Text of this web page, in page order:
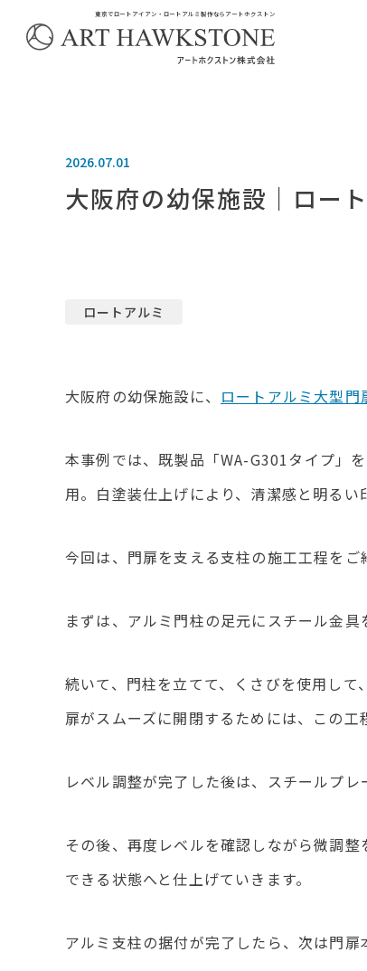
東京でロートアイアン・ロートアルミ製作ならアートホクストン
2026.07.01
大阪府の幼保施設｜ロー
ロートアルミ
大阪府の幼保施設に、 ロートアルミ大型門
本事例では、既製品「WA-G301タイプ」
用。白塗装仕上げにより、清潔感と明るい
今回は、門扉を支える支柱の施工工程をご
まずは、アルミ門柱の足元にスチール金
続いて、門柱を立てて、くさびを使用し
扉がスムーズに開閉するためには、この工
レベル調整が完了した後は、スチールプ
その後、再度レベルを確認しながら微調
できる状態へと仕上げていきます。
アルミ支柱の据付が完了したら、次は門扉